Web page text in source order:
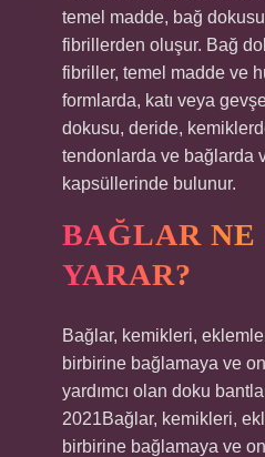
temel madde, bağ
fibrillerden oluşur. Bağ
fibriller, temel madde ve
formlarda, katı veya
dokusu, deride,
tendonlarda ve bağlarda
kapsüllerinde bulunur.
BAĞLAR NE
YARAR?
Bağlar, kemikleri,
birbirine bağlamaya ve
yardımcı olan doku
2021Bağlar, kemikleri,
birbirine bağlamaya ve